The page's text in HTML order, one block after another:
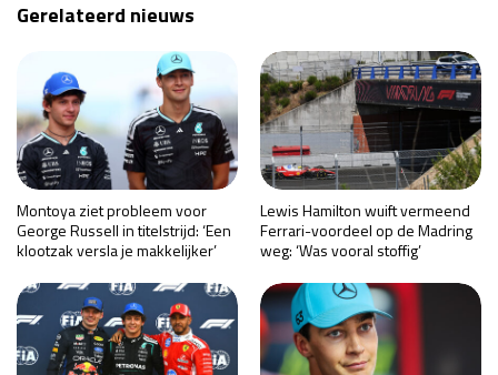
Gerelateerd nieuws
Montoya ziet probleem voor
George Russell in titelstrijd: ‘Een
klootzak versla je makkelijker’
Lewis Hamilton wuift vermeend
Ferrari-voordeel op de Madring
weg: ‘Was vooral stoffig’